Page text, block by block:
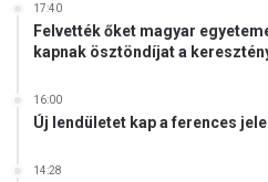
17:40
Felvették őket magyar
kapnak ösztöndíjat a
16:00
Új lendületet kap a ferences
14:28